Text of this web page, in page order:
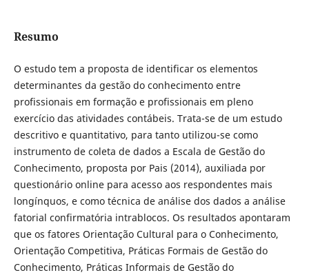
Resumo
O estudo tem a proposta de identificar os elementos
determinantes da gestão do conhecimento entre
profissionais em formação e profissionais em pleno
exercício das atividades contábeis. Trata-se de um estudo
descritivo e quantitativo, para tanto utilizou-se como
instrumento de coleta de dados a Escala de Gestão do
Conhecimento, proposta por Pais (2014), auxiliada por
questionário online para acesso aos respondentes mais
longínquos, e como técnica de análise dos dados a análise
fatorial confirmatória intrablocos. Os resultados apontaram
que os fatores Orientação Cultural para o Conhecimento,
Orientação Competitiva, Práticas Formais de Gestão do
Conhecimento, Práticas Informais de Gestão do